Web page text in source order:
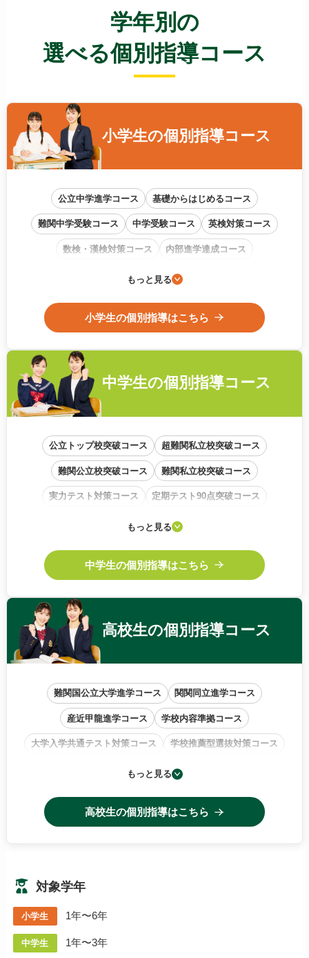
学年別の
選べる個別指導コース
小学生の個別指導コース
公立中学進学コース 基礎からはじめるコース
難関中学受験コース 中学受験コース 英検対策コース
数検・漢検対策コース 内部進学達成コース
通信教育フォローアップコース
もっと見る
小学生の個別指導はこちら
中学生の個別指導コース
公立トップ校突破コース 超難関私立校突破コース
難関公立校突破コース 難関私立校突破コース
実力テスト対策コース 定期テスト90点突破コース
学校内容準拠コース 基礎から始めるコース
もっと見る
中学生の個別指導はこちら
高校生の個別指導コース
難関国公立大学進学コース 関関同立進学コース
産近甲龍進学コース 学校内容準拠コース
大学入学共通テスト対策コース 学校推薦型選抜対策コース
小論文・作文特訓コース
もっと見る
高校生の個別指導はこちら
対象学年
小学生 1年〜6年
中学生 1年〜3年